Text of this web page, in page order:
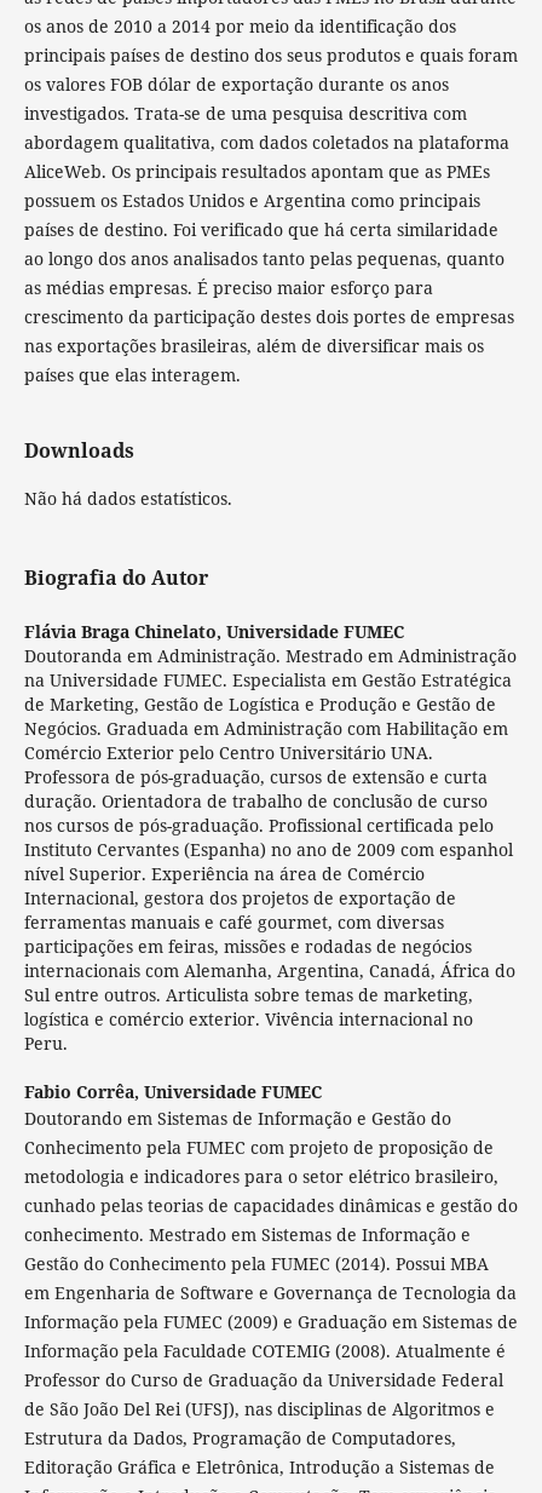
os anos de 2010 a 2014 por meio da identificação dos
principais países de destino dos seus produtos e quais foram
os valores FOB dólar de exportação durante os anos
investigados. Trata-se de uma pesquisa descritiva com
abordagem qualitativa, com dados coletados na plataforma
AliceWeb. Os principais resultados apontam que as PMEs
possuem os Estados Unidos e Argentina como principais
países de destino. Foi verificado que há certa similaridade
ao longo dos anos analisados tanto pelas pequenas, quanto
as médias empresas. É preciso maior esforço para
crescimento da participação destes dois portes de empresas
nas exportações brasileiras, além de diversificar mais os
países que elas interagem.
Downloads
Não há dados estatísticos.
Biografia do Autor
Flávia Braga Chinelato, Universidade FUMEC
Doutoranda em Administração. Mestrado em Administração
na Universidade FUMEC. Especialista em Gestão Estratégica
de Marketing, Gestão de Logística e Produção e Gestão de
Negócios. Graduada em Administração com Habilitação em
Comércio Exterior pelo Centro Universitário UNA.
Professora de pós-graduação, cursos de extensão e curta
duração. Orientadora de trabalho de conclusão de curso
nos cursos de pós-graduação. Profissional certificada pelo
Instituto Cervantes (Espanha) no ano de 2009 com espanhol
nível Superior. Experiência na área de Comércio
Internacional, gestora dos projetos de exportação de
ferramentas manuais e café gourmet, com diversas
participações em feiras, missões e rodadas de negócios
internacionais com Alemanha, Argentina, Canadá, África do
Sul entre outros. Articulista sobre temas de marketing,
logística e comércio exterior. Vivência internacional no
Peru.
Fabio Corrêa, Universidade FUMEC
Doutorando em Sistemas de Informação e Gestão do
Conhecimento pela FUMEC com projeto de proposição de
metodologia e indicadores para o setor elétrico brasileiro,
cunhado pelas teorias de capacidades dinâmicas e gestão do
conhecimento. Mestrado em Sistemas de Informação e
Gestão do Conhecimento pela FUMEC (2014). Possui MBA
em Engenharia de Software e Governança de Tecnologia da
Informação pela FUMEC (2009) e Graduação em Sistemas de
Informação pela Faculdade COTEMIG (2008). Atualmente é
Professor do Curso de Graduação da Universidade Federal
de São João Del Rei (UFSJ), nas disciplinas de Algoritmos e
Estrutura da Dados, Programação de Computadores,
Editoração Gráfica e Eletrônica, Introdução a Sistemas de